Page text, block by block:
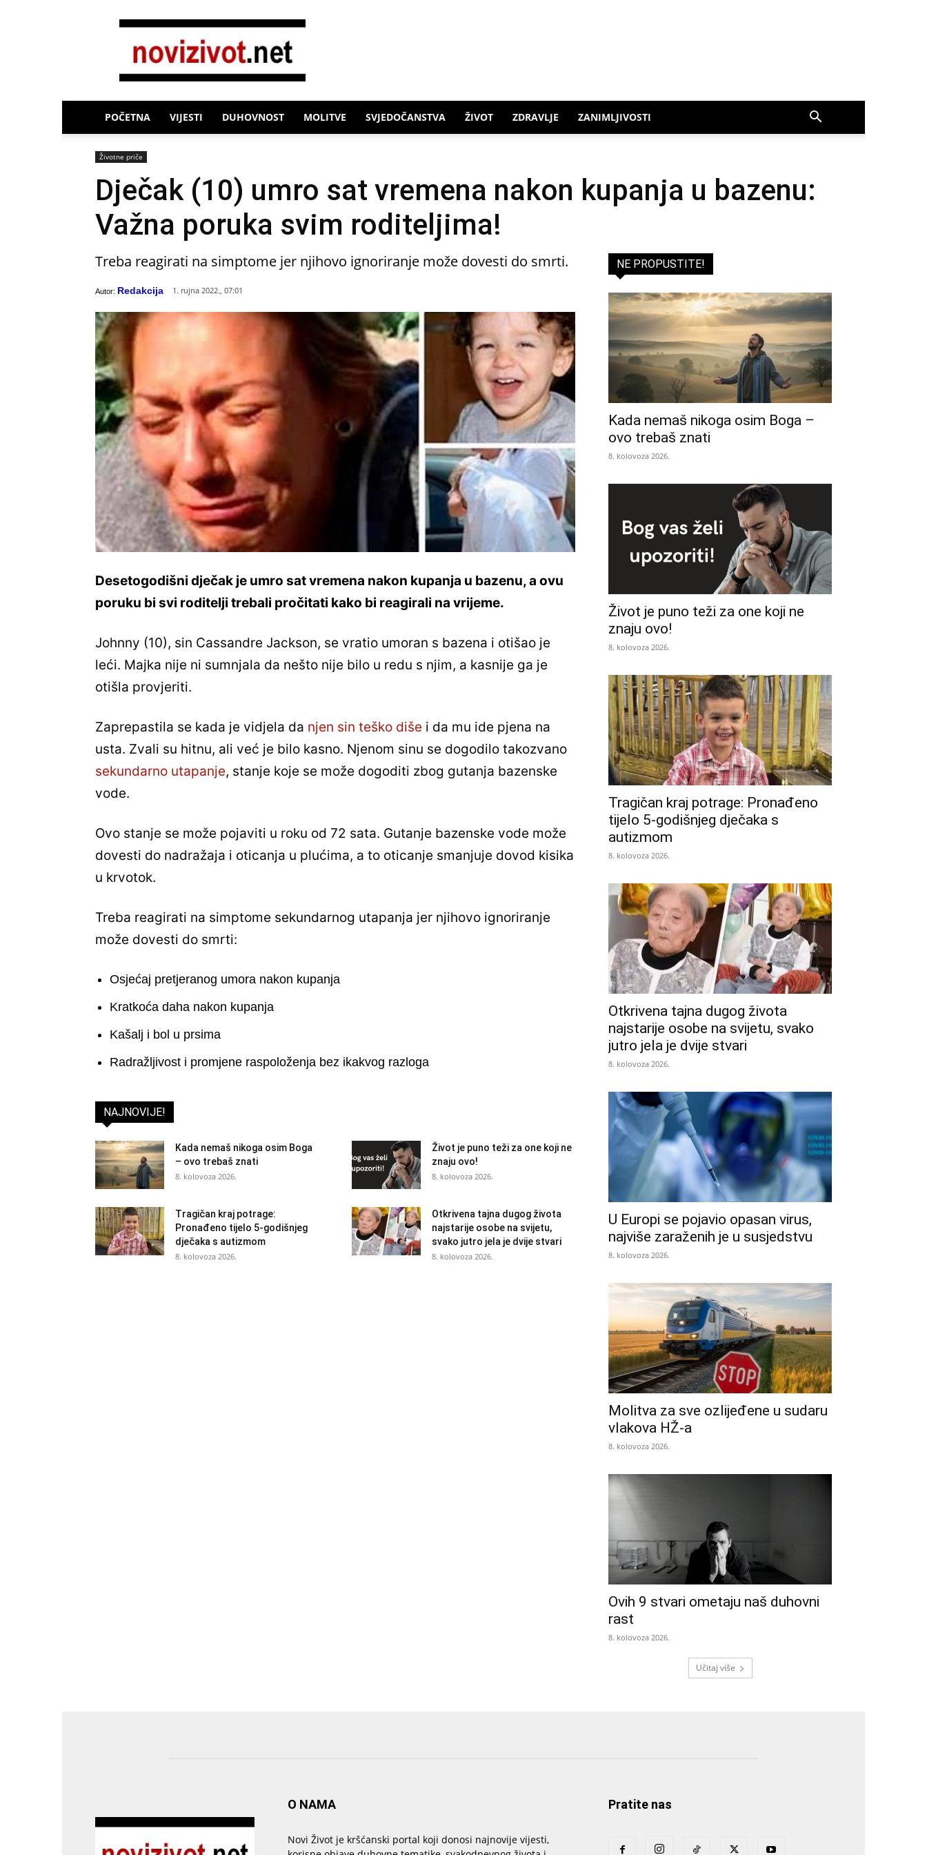
Novi
POČETNA VIJESTI DUHOVNOST MOLITVE SVJEDOČANSTVA ŽIVOT ZDRAVLJE ZANIMLJIVOSTI
Životne priče
Dječak (10) umro sat vremena nakon kupanja u bazenu:
Važna poruka svim roditeljima!
Treba reagirati na simptome jer njihovo ignoriranje može dovesti do smrti.
Autor: Redakcija 1. rujna 2022., 07:01
Desetogodišni dječak je umro sat vremena nakon kupanja u bazenu, a ovu
poruku bi svi roditelji trebali pročitati kako bi reagirali na vrijeme.
Johnny (10), sin Cassandre Jackson, se vratio umoran s bazena i otišao je
leći. Majka nije ni sumnjala da nešto nije bilo u redu s njim, a kasnije ga je
otišla provjeriti.
Zaprepastila se kada je vidjela da njen sin teško diše i da mu ide pjena na
usta. Zvali su hitnu, ali već je bilo kasno. Njenom sinu se dogodilo takozvano
sekundarno utapanje, stanje koje se može dogoditi zbog gutanja bazenske
vode.
Ovo stanje se može pojaviti u roku od 72 sata. Gutanje bazenske vode može
dovesti do nadražaja i oticanja u plućima, a to oticanje smanjuje dovod kisika
u krvotok.
Treba reagirati na simptome sekundarnog utapanja jer njihovo ignoriranje
može dovesti do smrti:
Osjećaj pretjeranog umora nakon kupanja
Kratkoća daha nakon kupanja
Kašalj i bol u prsima
Radražljivost i promjene raspoloženja bez ikakvog razloga
NAJNOVIJE!
Kada nemaš nikoga osim Boga
– ovo trebaš znati
8. kolovoza 2026.
Život je puno teži za one koji ne
znaju ovo!
8. kolovoza 2026.
Tragičan kraj potrage:
Pronađeno tijelo 5-godišnjeg
dječaka s autizmom
8. kolovoza 2026.
Otkrivena tajna dugog života
najstarije osobe na svijetu,
svako jutro jela je dvije stvari
8. kolovoza 2026.
NE PROPUSTITE!
Kada nemaš nikoga osim Boga –
ovo trebaš znati
8. kolovoza 2026.
Život je puno teži za one koji ne
znaju ovo!
8. kolovoza 2026.
Tragičan kraj potrage: Pronađeno
tijelo 5-godišnjeg dječaka s
autizmom
8. kolovoza 2026.
Otkrivena tajna dugog života
najstarije osobe na svijetu, svako
jutro jela je dvije stvari
8. kolovoza 2026.
U Europi se pojavio opasan virus,
najviše zaraženih je u susjedstvu
8. kolovoza 2026.
Molitva za sve ozlijeđene u sudaru
vlakova HŽ-a
8. kolovoza 2026.
Ovih 9 stvari ometaju naš duhovni
rast
8. kolovoza 2026.
Učitaj više
O NAMA
Novi Život je kršćanski portal koji donosi najnovije vijesti,
Pratite nas